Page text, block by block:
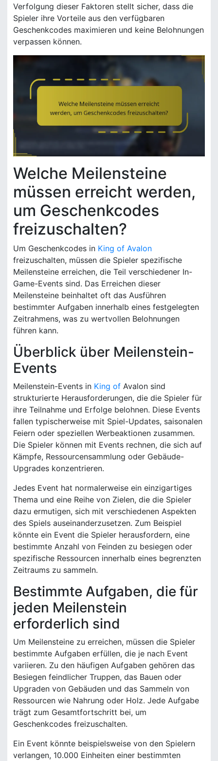
Verfolgung dieser Faktoren stellt sicher, dass die
Spieler ihre Vorteile aus den verfügbaren
Geschenkcodes maximieren und keine Belohnungen
verpassen können.
Welche Meilensteine
müssen erreicht werden,
um Geschenkcodes
freizuschalten?
Um Geschenkcodes in King of Avalon
freizuschalten, müssen die Spieler spezifische
Meilensteine erreichen, die Teil verschiedener In-
Game-Events sind. Das Erreichen dieser
Meilensteine beinhaltet oft das Ausführen
bestimmter Aufgaben innerhalb eines festgelegten
Zeitrahmens, was zu wertvollen Belohnungen
führen kann.
Überblick über Meilenstein-
Events
Meilenstein-Events in King of Avalon sind
strukturierte Herausforderungen, die die Spieler für
ihre Teilnahme und Erfolge belohnen. Diese Events
fallen typischerweise mit Spiel-Updates, saisonalen
Feiern oder speziellen Werbeaktionen zusammen.
Die Spieler können mit Events rechnen, die sich auf
Kämpfe, Ressourcensammlung oder Gebäude-
Upgrades konzentrieren.
Jedes Event hat normalerweise ein einzigartiges
Thema und eine Reihe von Zielen, die die Spieler
dazu ermutigen, sich mit verschiedenen Aspekten
des Spiels auseinanderzusetzen. Zum Beispiel
könnte ein Event die Spieler herausfordern, eine
bestimmte Anzahl von Feinden zu besiegen oder
spezifische Ressourcen innerhalb eines begrenzten
Zeitraums zu sammeln.
Bestimmte Aufgaben, die für
jeden Meilenstein
erforderlich sind
Um Meilensteine zu erreichen, müssen die Spieler
bestimmte Aufgaben erfüllen, die je nach Event
variieren. Zu den häufigen Aufgaben gehören das
Besiegen feindlicher Truppen, das Bauen oder
Upgraden von Gebäuden und das Sammeln von
Ressourcen wie Nahrung oder Holz. Jede Aufgabe
trägt zum Gesamtfortschritt bei, um
Geschenkcodes freizuschalten.
Ein Event könnte beispielsweise von den Spielern
verlangen, 10.000 Einheiten einer bestimmten